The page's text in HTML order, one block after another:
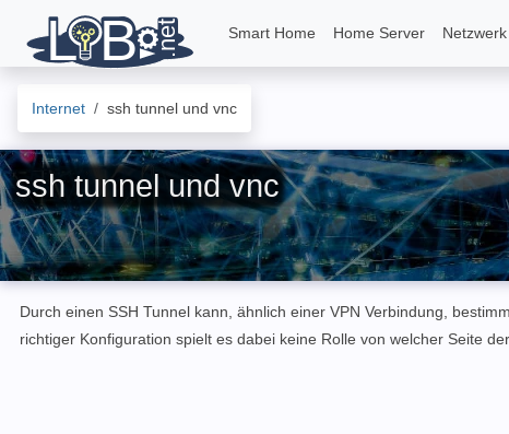
Smart Home Home Server Netzwerk
Internet ssh tunnel und vnc
ssh tunnel und vnc
Durch einen SSH Tunnel kann, ähnlich einer VPN Verbindung,
richtiger Konfiguration spielt es dabei keine Rolle von welcher Seite